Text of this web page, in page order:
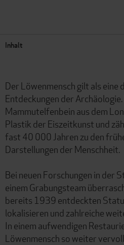
Inhalt
Der Löwenmensch gilt als
Entdeckungen der
Mammutelfenbein aus dem
Plastik der Eiszeitkunst und
fast 40 000 Jahren zu den
Darstellungen der Menschheit.
Bei neuen Forschungen in der
einem Grabungsteam
bereits 1939 entdeckten
lokalisieren und zahlreiche
In einem aufwendigen
Löwenmensch so weiter